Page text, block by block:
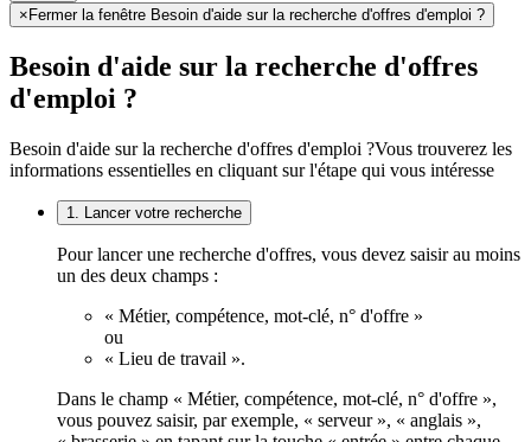
× Fermer la fenêtre Besoin d'aide sur la recherche d'offres d'emploi ?
Besoin d'aide sur la recherche d'offres
d'emploi ?
Besoin d'aide sur la recherche d'offres d'emploi ?Vous trouverez les
informations essentielles en cliquant sur l'étape qui vous intéresse
1. Lancer votre recherche
Pour lancer une recherche d'offres, vous devez saisir au moins
un des deux champs :
« Métier, compétence, mot-clé, n° d'offre »
ou
« Lieu de travail ».
Dans le champ « Métier, compétence, mot-clé, n° d'offre »,
vous pouvez saisir, par exemple, « serveur », « anglais »,